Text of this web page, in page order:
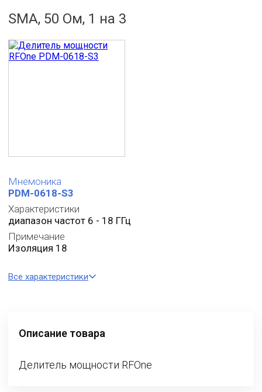
SMA, 50 Ом, 1 на 3
Мнемоника
PDM-0618-S3
Характеристики
диапазон частот 6 - 18 ГГц
Примечание
Изоляция 18
Все характеристики
Описание товара
Делитель мощности RFOne